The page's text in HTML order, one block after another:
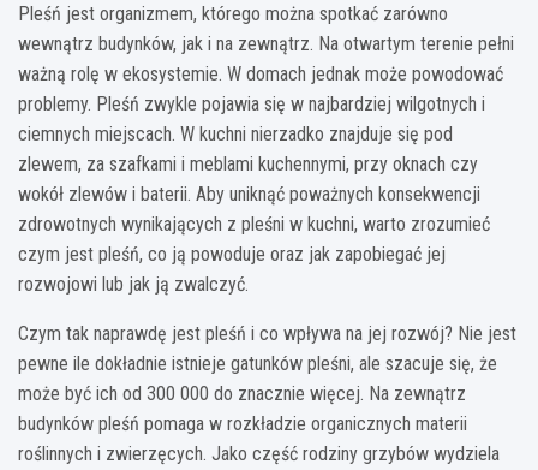
Pleśń jest organizmem, którego można spotkać zarówno
wewnątrz budynków, jak i na zewnątrz. Na otwartym terenie pełni
ważną rolę w ekosystemie. W domach jednak może powodować
problemy. Pleśń zwykle pojawia się w najbardziej wilgotnych i
ciemnych miejscach. W kuchni nierzadko znajduje się pod
zlewem, za szafkami i meblami kuchennymi, przy oknach czy
wokół zlewów i baterii. Aby uniknąć poważnych konsekwencji
zdrowotnych wynikających z pleśni w kuchni, warto zrozumieć
czym jest pleśń, co ją powoduje oraz jak zapobiegać jej
rozwojowi lub jak ją zwalczyć.
Czym tak naprawdę jest pleśń i co wpływa na jej rozwój? Nie jest
pewne ile dokładnie istnieje gatunków pleśni, ale szacuje się, że
może być ich od 300 000 do znacznie więcej. Na zewnątrz
budynków pleśń pomaga w rozkładzie organicznych materii
roślinnych i zwierzęcych. Jako część rodziny grzybów wydziela